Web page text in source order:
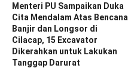
Menteri PU Sampaikan Duka
Cita Mendalam Atas Bencana
Banjir dan Longsor di
Cilacap, 15 Excavator
Dikerahkan untuk Lakukan
Tanggap Darurat